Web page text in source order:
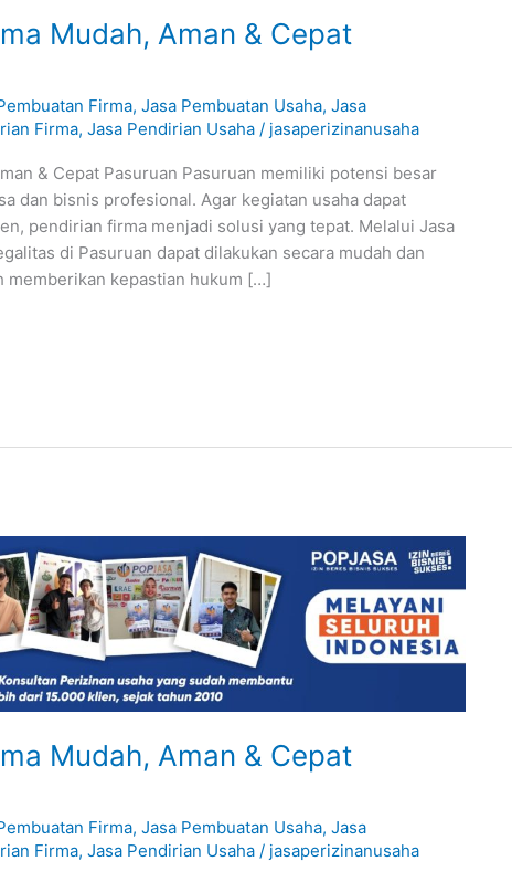
Mudah, Aman & Cepat
Firma,Jasa Pembuatan Usaha,Jasa
Firma,Jasa Pendirian Usaha / jasaperizinanusaha
& Cepat Pasuruan Pasuruan memiliki potensi besar
dan bisnis profesional. Agar kegiatan usaha dapat
pendirian firma menjadi solusi yang tepat. Melalui Jasa
di Pasuruan dapat dilakukan secara mudah dan
memberikan kepastian hukum […]
Mudah, Aman & Cepat
Firma,Jasa Pembuatan Usaha,Jasa
Firma,Jasa Pendirian Usaha / jasaperizinanusaha